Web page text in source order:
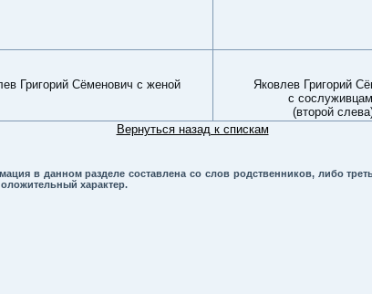
Григорий Сёменович с женой
Яковлев Григорий
с
(второй
Вернуться назад к спискам
в данном разделе составлена со слов родственников, либо
характер.